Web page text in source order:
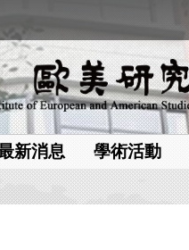
新消息 學術活動